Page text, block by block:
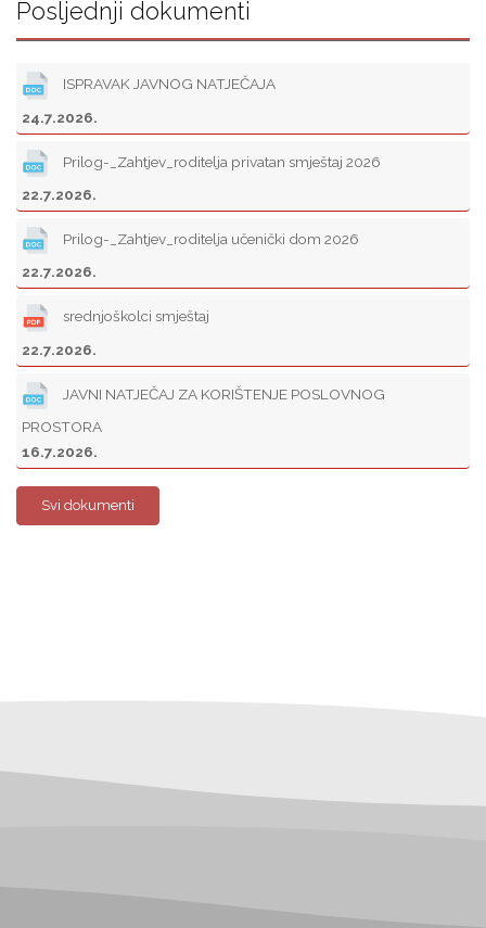
Posljednji dokumenti
ISPRAVAK JAVNOG NATJEČAJA
24.7.2026.
Prilog-_Zahtjev_roditelja privatan smještaj 2026
22.7.2026.
Prilog-_Zahtjev_roditelja učenički dom 2026
22.7.2026.
srednjoškolci smještaj
22.7.2026.
JAVNI NATJEČAJ ZA KORIŠTENJE POSLOVNOG
PROSTORA
16.7.2026.
Svi dokumenti